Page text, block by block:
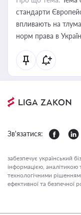
стандарти
впливають на
норм права в
Зв'язатися:
забезпечує український
інформацією, аналітикою
технологічними
ефективної та безпечної